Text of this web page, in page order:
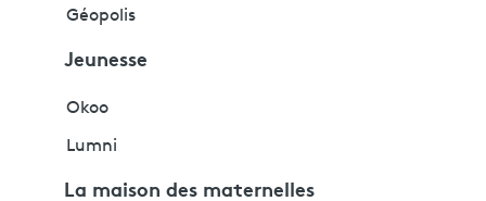
Géopolis
Jeunesse
Okoo
Lumni
La maison des maternelles